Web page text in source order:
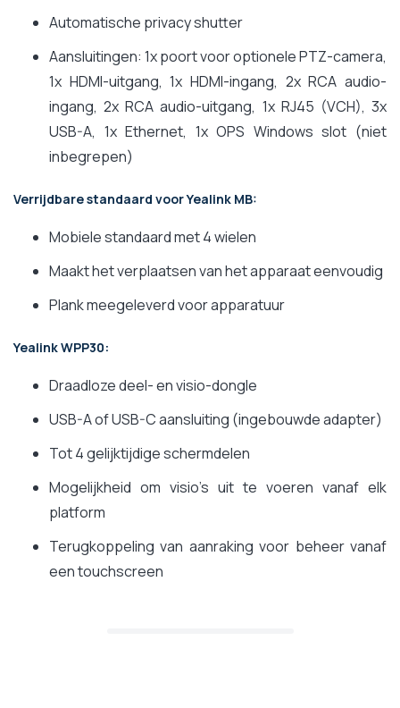
Automatische privacy shutter
Aansluitingen: 1x poort voor optionele PTZ-camera,
1x HDMI-uitgang, 1x HDMI-ingang, 2x RCA audio-
ingang, 2x RCA audio-uitgang, 1x RJ45 (VCH), 3x
USB-A, 1x Ethernet, 1x OPS Windows slot (niet
inbegrepen)
Verrijdbare standaard voor Yealink MB:
Mobiele standaard met 4 wielen
Maakt het verplaatsen van het apparaat eenvoudig
Plank meegeleverd voor apparatuur
Yealink WPP30:
Draadloze deel- en visio-dongle
USB-A of USB-C aansluiting (ingebouwde adapter)
Tot 4 gelijktijdige schermdelen
Mogelijkheid om visio's uit te voeren vanaf elk
platform
Terugkoppeling van aanraking voor beheer vanaf
een touchscreen